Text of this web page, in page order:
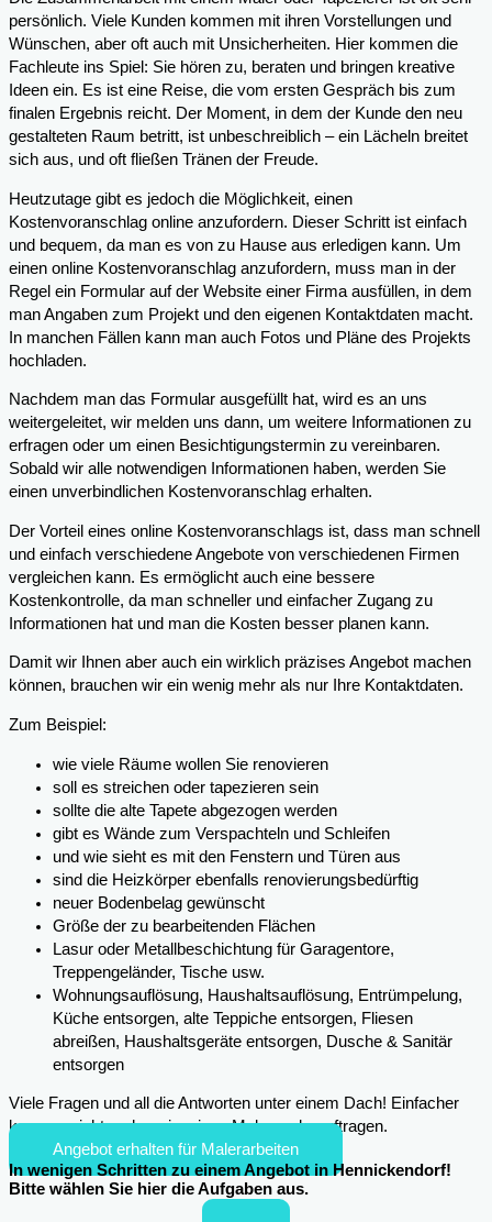
persönlich. Viele Kunden kommen mit ihren Vorstellungen und
Wünschen, aber oft auch mit Unsicherheiten. Hier kommen die
Fachleute ins Spiel: Sie hören zu, beraten und bringen kreative
Ideen ein. Es ist eine Reise, die vom ersten Gespräch bis zum
finalen Ergebnis reicht. Der Moment, in dem der Kunde den neu
gestalteten Raum betritt, ist unbeschreiblich – ein Lächeln breitet
sich aus, und oft fließen Tränen der Freude.
Heutzutage gibt es jedoch die Möglichkeit, einen
Kostenvoranschlag online anzufordern. Dieser Schritt ist einfach
und bequem, da man es von zu Hause aus erledigen kann. Um
einen online Kostenvoranschlag anzufordern, muss man in der
Regel ein Formular auf der Website einer Firma ausfüllen, in dem
man Angaben zum Projekt und den eigenen Kontaktdaten macht.
In manchen Fällen kann man auch Fotos und Pläne des Projekts
hochladen.
Nachdem man das Formular ausgefüllt hat, wird es an uns
weitergeleitet, wir melden uns dann, um weitere Informationen zu
erfragen oder um einen Besichtigungstermin zu vereinbaren.
Sobald wir alle notwendigen Informationen haben, werden Sie
einen unverbindlichen Kostenvoranschlag erhalten.
Der Vorteil eines online Kostenvoranschlags ist, dass man schnell
und einfach verschiedene Angebote von verschiedenen Firmen
vergleichen kann. Es ermöglicht auch eine bessere
Kostenkontrolle, da man schneller und einfacher Zugang zu
Informationen hat und man die Kosten besser planen kann.
Damit wir Ihnen aber auch ein wirklich präzises Angebot machen
können, brauchen wir ein wenig mehr als nur Ihre Kontaktdaten.
Zum Beispiel:
wie viele Räume wollen Sie renovieren
soll es streichen oder tapezieren sein
sollte die alte Tapete abgezogen werden
gibt es Wände zum Verspachteln und Schleifen
und wie sieht es mit den Fenstern und Türen aus
sind die Heizkörper ebenfalls renovierungsbedürftig
neuer Bodenbelag gewünscht
Größe der zu bearbeitenden Flächen
Lasur oder Metallbeschichtung für Garagentore,
Treppengeländer, Tische usw.
Wohnungsauflösung, Haushaltsauflösung, Entrümpelung,
Küche entsorgen, alte Teppiche entsorgen, Fliesen
abreißen, Haushaltsgeräte entsorgen, Dusche & Sanitär
entsorgen
Viele Fragen und all die Antworten unter einem Dach! Einfacher
kann es nicht mehr sein, einen Maler zu beauftragen.
Angebot erhalten für Malerarbeiten
In wenigen Schritten zu einem Angebot in Hennickendorf!
Bitte wählen Sie hier die Aufgaben aus.